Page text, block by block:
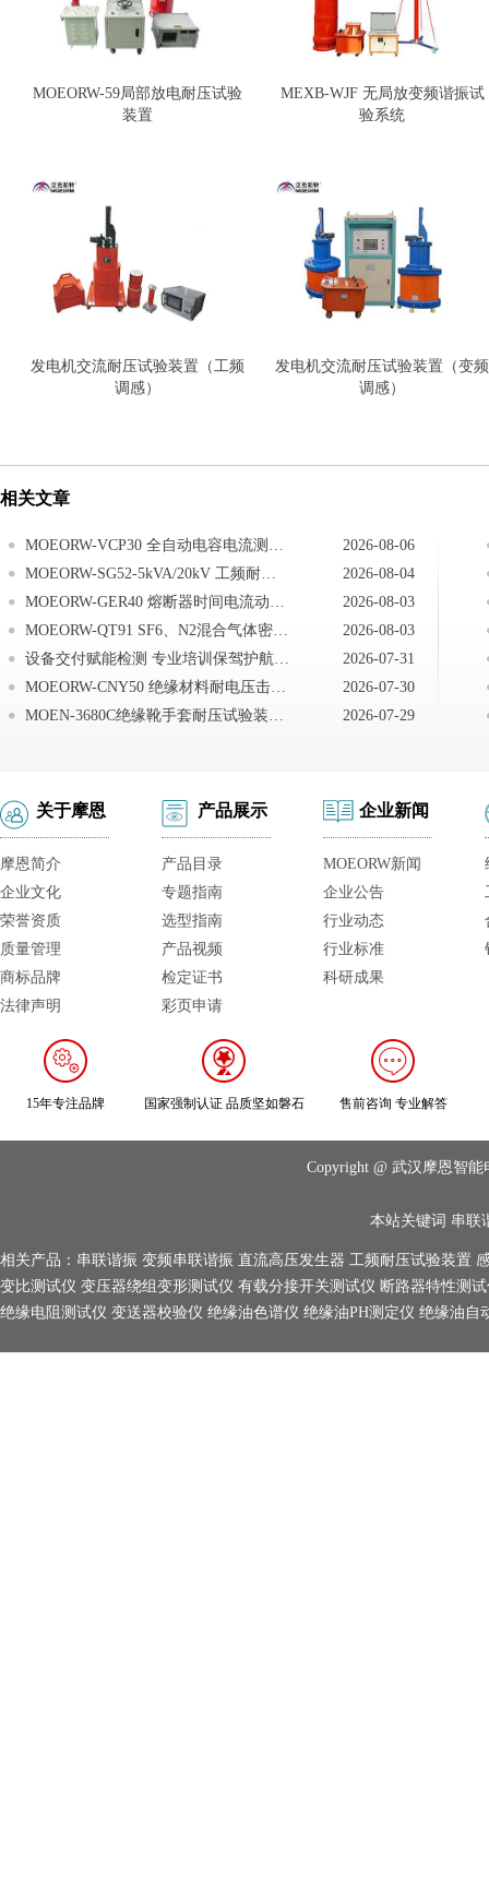
MOEORW-59局部放电耐压试验
装置
MEXB-WJF 无局放变频谐振试
验系统
发电机交流耐压试验装置（工频
调感）
发电机交流耐压试验装置（变频
调感）
相关文章
MOEORW-VCP30 全自动电容电流测试仪试验前准备
2026-08-06
MOEORW-SG52-5kVA/20kV 工频耐压试验成套装置控制箱使用方法
2026-08-04
MOEORW-GER40 熔断器时间电流动作特性试验测试系统拆箱与安装
2026-08-03
MOEORW-QT91 SF6、N2混合气体密度继电器校验仪试验之前安全注意事项
2026-08-03
设备交付赋能检测 专业培训保驾护航｜武汉摩恩赴无锡完成无局放工频耐压试验装置交付培训
2026-07-31
MOEORW-CNY50 绝缘材料耐电压击穿试验仪日常保养
2026-07-30
MOEN-3680C绝缘靴手套耐压试验装置注意事项
2026-07-29
关于摩恩
摩恩简介
企业文化
荣誉资质
质量管理
商标品牌
法律声明
产品展示
产品目录
专题指南
选型指南
产品视频
检定证书
彩页申请
企业新闻
MOEORW新闻
企业公告
行业动态
行业标准
科研成果
15年专注品牌 国家强制认证 品质坚如磐石 售前咨询 专业解答
Copyright @ 武汉摩恩智
本站关键词 串联
相关产品： 串联谐振 变频串联谐振 直流高压发生器 工频耐压试验装置
变比测试仪 变压器绕组变形测试仪 有载分接开关测试仪 断路器特性测
绝缘电阻测试仪 变送器校验仪 绝缘油色谱仪 绝缘油PH测定仪 绝缘油自